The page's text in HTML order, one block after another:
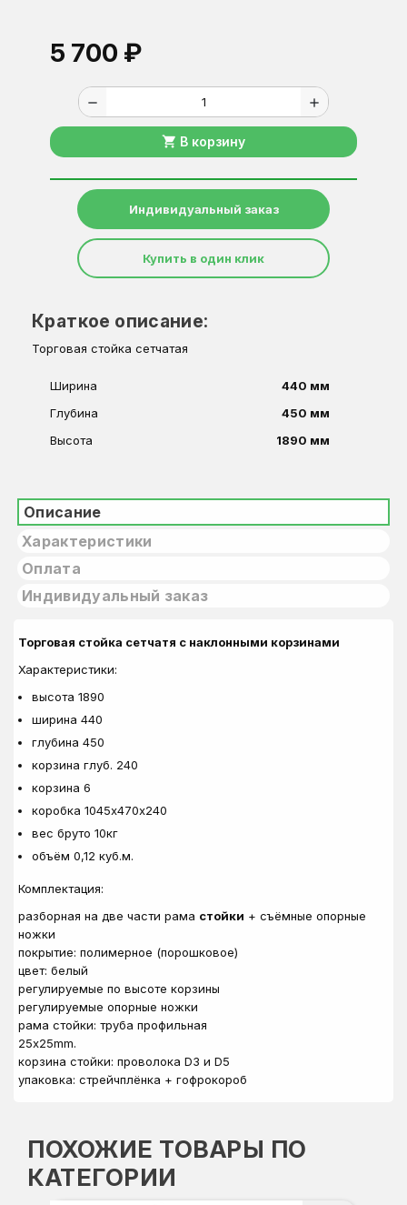
5 700 ₽
remove add
shopping_cart В корзину
Индивидуальный заказ
Купить в один клик
Краткое описание:
Торговая стойка сетчатая
Ширина
440 мм
Глубина
450 мм
Высота
1890 мм
Описание
Характеристики
Оплата
Индивидуальный заказ
Торговая стойка сетчатя с наклонными корзинами
Характеристики:
высота 1890
ширина 440
глубина 450
корзина глуб. 240
корзина 6
коробка 1045х470х240
вес бруто 10кг
объём 0,12 куб.м.
Комплектация:
разборная на две части рама стойки + съёмные опорные
ножки
покрытие: полимерное (порошковое)
цвет: белый
регулируемые по высоте корзины
регулируемые опорные ножки
рама стойки: труба профильная
25х25mm.
корзина стойки: проволока D3 и D5
упаковка: стрейчплёнка + гофрокороб
ПОХОЖИЕ ТОВАРЫ ПО
КАТЕГОРИИ